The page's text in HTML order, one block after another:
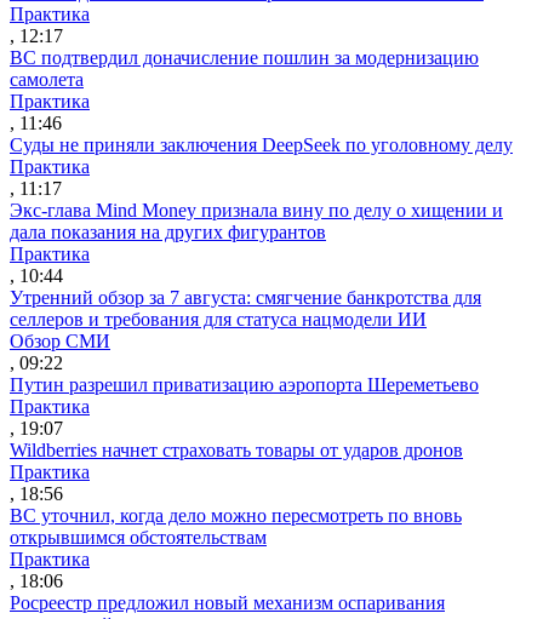
Практика
, 12:17
ВС подтвердил доначисление пошлин за модернизацию
самолета
Практика
, 11:46
Суды не приняли заключения DeepSeek по уголовному делу
Практика
, 11:17
Экс-глава Mind Money признала вину по делу о хищении и
дала показания на других фигурантов
Практика
, 10:44
Утренний обзор за 7 августа: смягчение банкротства для
селлеров и требования для статуса нацмодели ИИ
Обзор СМИ
, 09:22
Путин разрешил приватизацию аэропорта Шереметьево
Практика
, 19:07
Wildberries начнет страховать товары от ударов дронов
Практика
, 18:56
ВС уточнил, когда дело можно пересмотреть по вновь
открывшимся обстоятельствам
Практика
, 18:06
Росреестр предложил новый механизм оспаривания